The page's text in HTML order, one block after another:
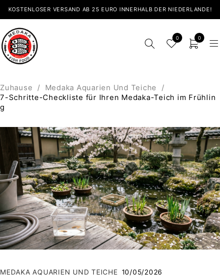
KOSTENLOSER VERSAND AB 25 EURO INNERHALB DER NIEDERLANDE!
0 0
Zuhause / Medaka Aquarien Und Teiche
/
7-Schritte-Checkliste für Ihren Medaka-Teich im Frühlin
g
MEDAKA AQUARIEN UND TEICHE 10/05/2026